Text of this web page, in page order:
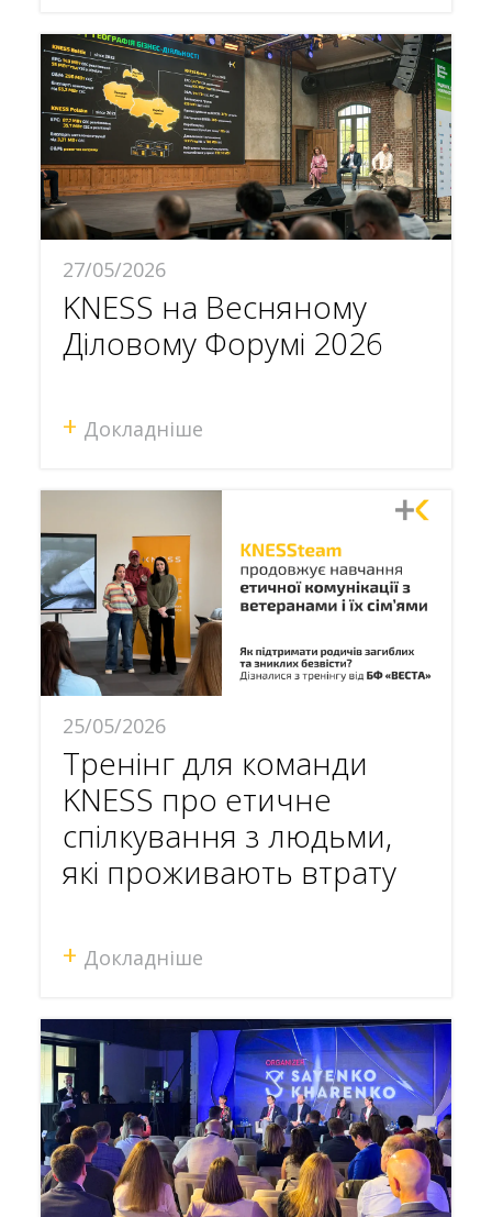
27/05/2026
KNESS на Весняному
Діловому Форумі 2026
+ Докладніше
25/05/2026
Тренінг для команди
KNESS про етичне
спілкування з людьми,
які проживають втрату
+ Докладніше